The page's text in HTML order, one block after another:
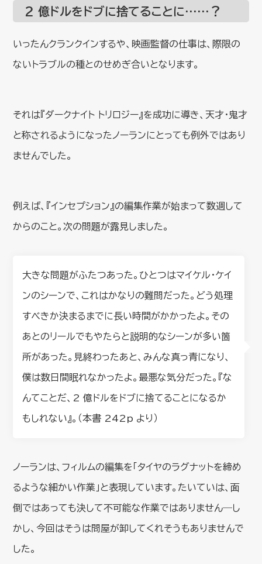
2 億ドルをドブに捨てることに……？
いったんクランクインするや、映画監督の仕事は、際限の
ないトラブルの種とのせめぎ合いとなります。
それは『ダークナイト トリロジー』を成功に導き、天才・鬼才
と称されるようになったノーランにとっても例外ではあり
ませんでした。
例えば、『インセプション』の編集作業が始まって数週して
からのこと。次の問題が露見しました。
大きな問題がふたつあった。ひとつはマイケル・ケイ
ンのシーンで、これはかなりの難問だった。どう処理
すべきか決まるまでに長い時間がかかったよ。その
あとのリールでもやたらと説明的なシーンが多い箇
所があった。見終わったあと、みんな真っ青になり、
僕は数日間眠れなかったよ。最悪な気分だった。『な
んてことだ、2 億ドルをドブに捨てることになるか
もしれない』。（本書 242p より）
ノーランは、フィルムの編集を「タイヤのラグナットを締め
るような細かい作業」と表現しています。たいていは、面
倒ではあっても決して不可能な作業ではありません―し
かし、今回はそうは問屋が卸してくれそうもありませんで
した。